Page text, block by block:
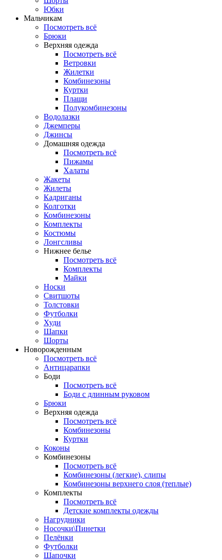
Юбки
Мальчикам
Посмотреть всё
Брюки
Верхняя одежда
Посмотреть всё
Ветровки
Жилетки
Комбинезоны
Куртки
Плащи
Полукомбинезоны
Водолазки
Джемперы
Джинсы
Домашняя одежда
Посмотреть всё
Пижамы
Халаты
Жакеты
Жилеты
Кадриганы
Колготки
Комбинезоны
Комплекты
Костюмы
Лонгсливы
Нижнее белье
Посмотреть всё
Комплекты
Майки
Носки
Свитшоты
Толстовки
Футболки
Худи
Шапки
Шорты
Новорожденным
Посмотреть всё
Антицарапки
Боди
Посмотреть всё
Боди с длинным руковом
Брюки
Верхняя одежда
Посмотреть всё
Комбинезоны
Куртки
Коконы
Комбинезоны
Посмотреть всё
Комбинезоны (легкие), слипы
Комбинезоны верхнего слоя (теплые)
Комплекты
Посмотреть всё
Детские комплекты одежды
Нагрудники
Носочки\Пинетки
Пелёнки
Футболки
Шапочки